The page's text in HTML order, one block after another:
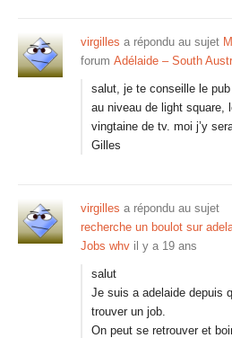
virgilles a répondu au sujet
forum Adélaide – South
salut, je te conseille le
au niveau de light square,
vingtaine de tv. moi j’y
Gilles
virgilles a répondu au sujet
recherche un boulot sur
Jobs whv il y a 19 ans
salut
Je suis a adelaide depuis
trouver un job.
On peut se retrouver et